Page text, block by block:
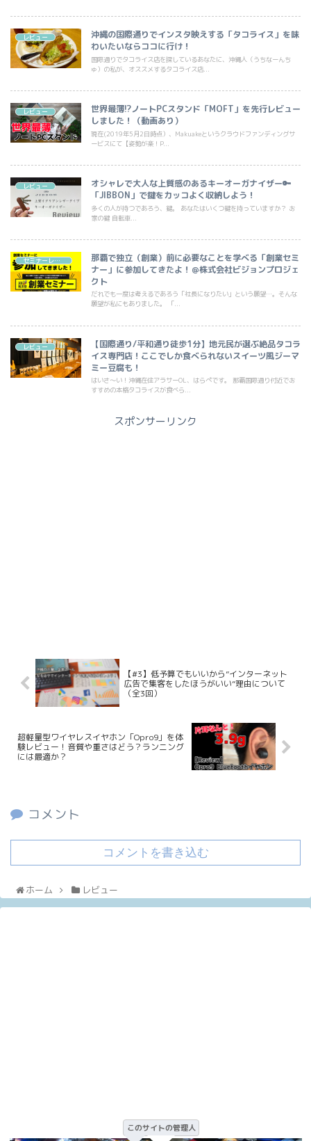
レビュー
沖縄の国際通りでインスタ映えする「タコライス」を味
わいたいならココに行け！
国際通りでタコライス店を探しているあなたに、沖縄人（うちなーんち
ゅ）の私が、オススメするタコライス店...
レビュー
世界最薄!?ノートPCスタンド「MOFT」を先行レビュー
しました！（動画あり）
現在(2019年5月2日時点）、Makuakeというクラウドファンディングサ
ービスにて【姿勢が楽！P...
レビュー
オシャレで大人な上質感のあるキーオーガナイザー🔑
「JIBBON」で鍵をカッコよく収納しよう！
多くの人が持つであろう、鍵。 あなたはいくつ鍵を持っていますか？ お
家の鍵 自転車...
セミナーレビュー
那覇で独立（創業）前に必要なことを学べる「創業セミ
ナー」に参加してきたよ！＠株式会社ビジョンプロジェ
クト
だれでも一度は考えるであろう「社長になりたい」という願望…。そんな
願望が私にもありました。 「...
レビュー
【国際通り/平和通り徒歩1分】地元民が選ぶ絶品タコラ
イス専門店！ここでしか食べられないスイーツ風ジーマ
ミー豆腐も！
はいさ〜い！沖縄在住アラサーOL、はらぺです。 那覇国際通り付近でお
すすめの本格タコライスが食べら...
スポンサーリンク
【#3】低予算でもいいから”インターネット
広告で集客をしたほうがいい”理由について
（全3回）
超軽量型ワイヤレスイヤホン「Opro9」を体
験レビュー！音質や重さはどう？ランニング
には最適か？
コメント
コメントを書き込む
ホーム レビュー
このサイトの管理人